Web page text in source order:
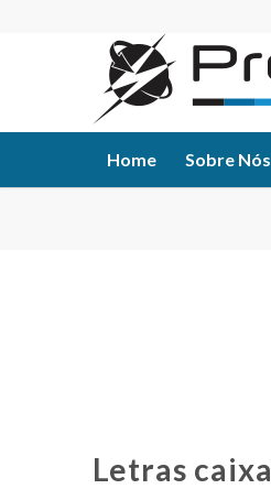
Home Sobre Nós
Letras caixa